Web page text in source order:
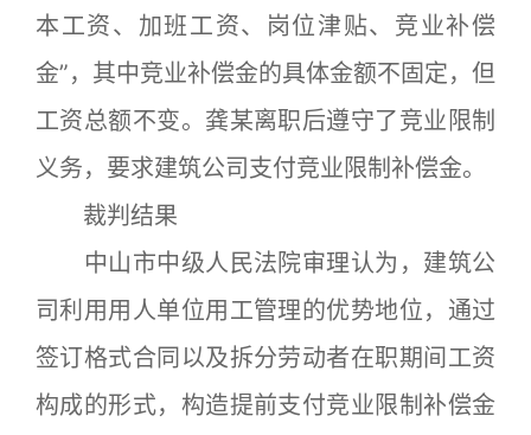
本工资、加班工资、岗位津贴、竞业补偿
金”，其中竞业补偿金的具体金额不固定，但
工资总额不变。龚某离职后遵守了竞业限制
义务，要求建筑公司支付竞业限制补偿金。
裁判结果
中山市中级人民法院审理认为，建筑公
司利用用人单位用工管理的优势地位，通过
签订格式合同以及拆分劳动者在职期间工资
构成的形式，构造提前支付竞业限制补偿金